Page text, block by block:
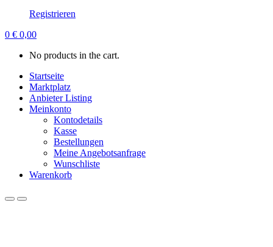
Registrieren
0 € 0,00
No products in the cart.
Startseite
Marktplatz
Anbieter Listing
Meinkonto
Kontodetails
Kasse
Bestellungen
Meine Angebotsanfrage
Wunschliste
Warenkorb